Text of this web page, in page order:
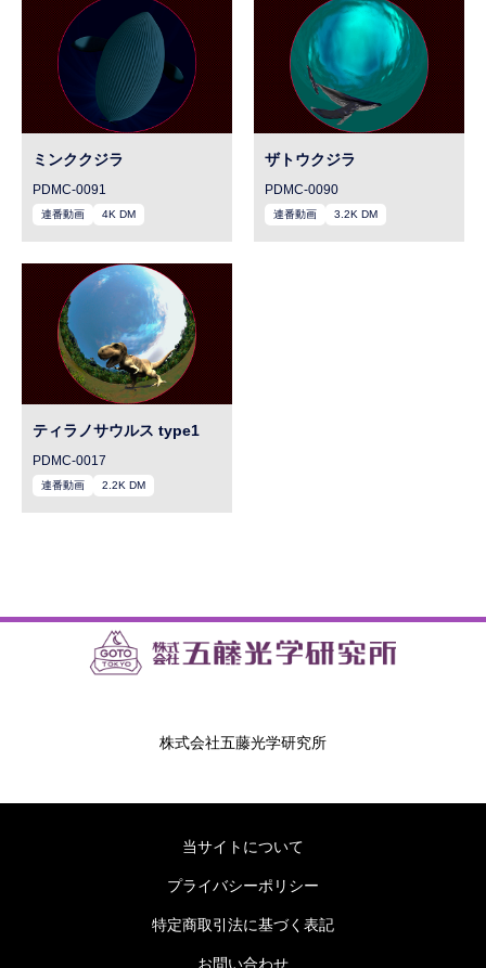
ミンククジラ
PDMC-0091
連番動画 4K DM
ザトウクジラ
PDMC-0090
連番動画 3.2K DM
ティラノサウルス type1
PDMC-0017
連番動画 2.2K DM
株式会社五藤光学研究所
当サイトについて
プライバシーポリシー
特定商取引法に基づく表記
お問い合わせ